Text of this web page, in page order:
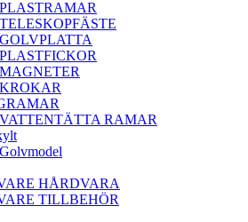
PLASTRAMAR
TELESKOPFÄSTE
GOLVPLATTA
PLASTFICKOR
MAGNETER
KROKAR
VATTENTÄTTA RAMAR
Golvmodel
HÅRDVARA
TILLBEHÖR